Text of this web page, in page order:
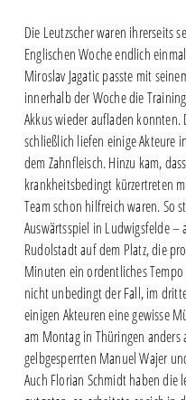
Die Leutzscher waren ihrerseits
Englischen Woche endlich
Miroslav Jagatic passte mit
innerhalb der Woche die
Akkus wieder aufladen
schließlich liefen einige Akteure
dem Zahnfleisch. Hinzu kam,
krankheitsbedingt kürzertreten
Team schon hilfreich waren. So
Auswärtsspiel in Ludwigsfelde
Rudolstadt auf dem Platz, die
Minuten ein ordentliches Tempo
nicht unbedingt der Fall, im
einigen Akteuren eine gewisse
am Montag in Thüringen anders
gelbgesperrten Manuel Wajer
Auch Florian Schmidt haben die